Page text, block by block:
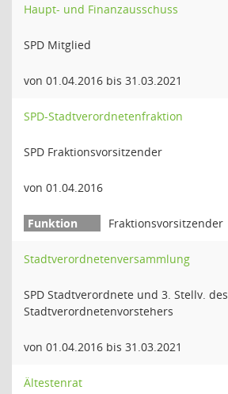
Haupt- und Finanzausschuss
SPD Mitglied
von 01.04.2016 bis 31.03.2021
SPD-Stadtverordnetenfraktion
SPD Fraktionsvorsitzender
von 01.04.2016
Fraktionsvorsitzender
Stadtverordnetenversammlung
SPD Stadtverordnete und 3. Stellv. des
Stadtverordnetenvorstehers
von 01.04.2016 bis 31.03.2021
Ältestenrat